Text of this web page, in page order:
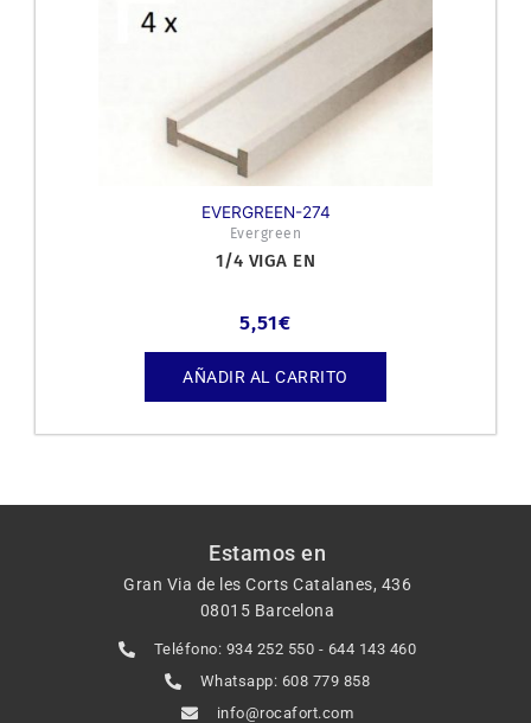
EVERGREEN-274
Evergreen
1/4 VIGA EN
5,51€
AÑADIR AL CARRITO
Estamos en
Gran Via de les Corts Catalanes, 436
08015 Barcelona
Teléfono: 934 252 550 - 644 143 460
Whatsapp: 608 779 858
info@rocafort.com